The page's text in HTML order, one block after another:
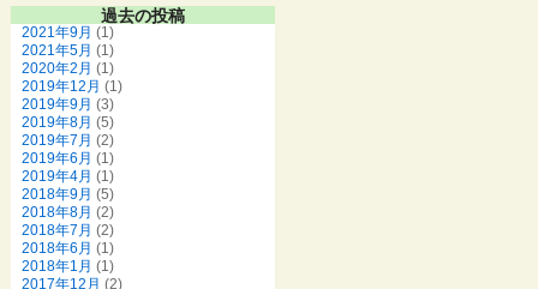
過去の投稿
2021年9月 (1)
2021年5月 (1)
2020年2月 (1)
2019年12月 (1)
2019年9月 (3)
2019年8月 (5)
2019年7月 (2)
2019年6月 (1)
2019年4月 (1)
2018年9月 (5)
2018年8月 (2)
2018年7月 (2)
2018年6月 (1)
2018年1月 (1)
2017年12月 (2)